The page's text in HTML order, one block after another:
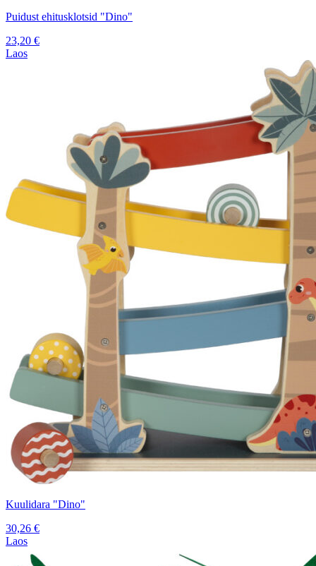
Puidust ehitusklotsid "Dino"
23,20 €
Laos
Kuulidara "Dino"
30,26 €
Laos